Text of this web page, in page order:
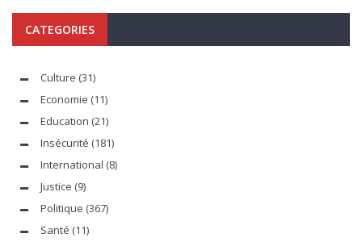
CATEGORIES
Culture (31)
Economie (11)
Education (21)
Insécurité (181)
International (8)
Justice (9)
Politique (367)
Santé (11)